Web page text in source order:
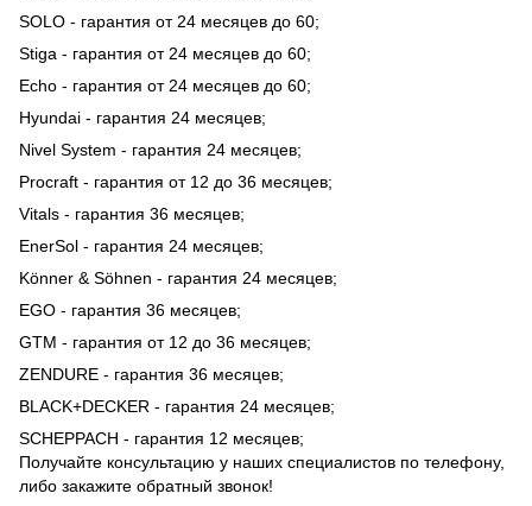
SOLO - гарантия от 24 месяцев до 60;
Stiga - гарантия от 24 месяцев до 60;
Echo - гарантия от 24 месяцев до 60;
Hyundai - гарантия 24 месяцев;
Nivel System - гарантия 24 месяцев;
Procraft - гарантия от 12 до 36 месяцев;
Vitals - гарантия 36 месяцев;
EnerSol - гарантия 24 месяцев;
Könner & Söhnen - гарантия 24 месяцев;
EGO - гарантия 36 месяцев;
GTM - гарантия от 12 до 36 месяцев;
ZENDURE - гарантия 36 месяцев;
BLACK+DECKER - гарантия 24 месяцев;
SCHEPPACH - гарантия 12 месяцев;
Получайте консультацию у наших специалистов по телефону,
либо закажите обратный звонок!